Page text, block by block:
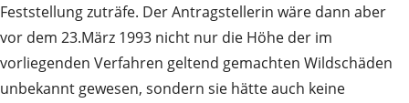
Feststellung zuträfe. Der Antragstellerin wäre dann aber
vor dem 23.März 1993 nicht nur die Höhe der im
vorliegenden Verfahren geltend gemachten Wildschäden
unbekannt gewesen, sondern sie hätte auch keine